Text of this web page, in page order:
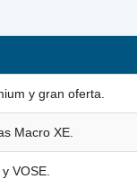
y gran oferta.
Macro XE.
VOSE.